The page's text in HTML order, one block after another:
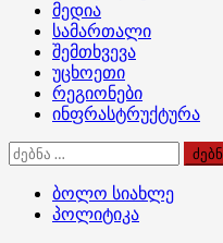
მედია
სამართალი
შემთხვევა
უცხოეთი
რეგიონები
ინფრასტრუქტურა
ძებნა:
ბოლო სიახლე
პოლიტიკა